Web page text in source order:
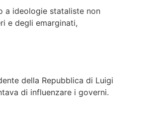
a ideologie stataliste non
e degli emarginati,
della Repubblica di Luigi
di influenzare i governi.